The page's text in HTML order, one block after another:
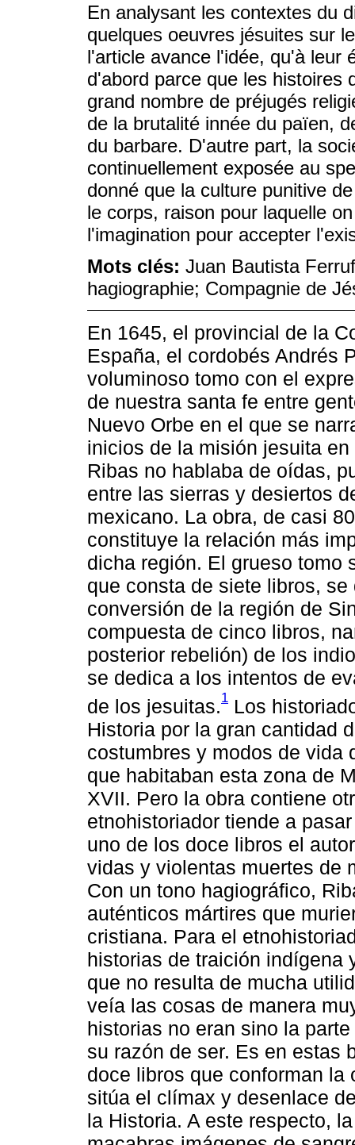
En analysant les contextes du
quelques oeuvres jésuites sur
l'article avance l'idée, qu'à leur
d'abord parce que les histoires
grand nombre de préjugés
de la brutalité innée du païen,
du barbare. D'autre part, la
continuellement exposée au
donné que la culture punitive
le corps, raison pour laquelle
l'imagination pour accepter
Mots clés: Juan Bautista
hagiographie; Compagnie de
En 1645, el provincial de la
España, el cordobés Andrés
voluminoso tomo con el
de nuestra santa fe entre
Nuevo Orbe en el que se
inicios de la misión jesuita
Ribas no hablaba de oídas,
entre las sierras y desiertos
mexicano. La obra, de casi
constituye la relación más
dicha región. El grueso tomo
que consta de siete libros,
conversión de la región de
compuesta de cinco libros,
posterior rebelión) de los
se dedica a los intentos de
de los jesuitas.1 Los
Historia por la gran cantidad
costumbres y modos de vida
que habitaban esta zona de
XVII. Pero la obra contiene
etnohistoriador tiende a
uno de los doce libros el
vidas y violentas muertes de
Con un tono hagiográfico,
auténticos mártires que
cristiana. Para el
historias de traición indígena
que no resulta de mucha
veía las cosas de manera
historias no eran sino la
su razón de ser. Es en estas
doce libros que conforman la
sitúa el clímax y desenlace
la Historia. A este respecto,